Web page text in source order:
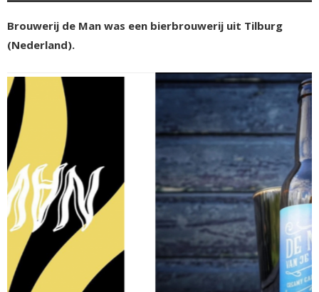
Brouwerij de Man was een bierbrouwerij uit Tilburg
(Nederland).